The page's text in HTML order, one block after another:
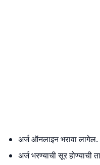
अर्ज ऑनलाइन भरावा लागेल.
अर्ज भरण्याची सूर